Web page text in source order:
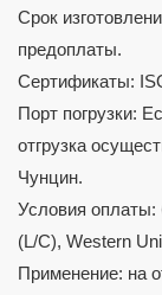
Срок
предоплаты.
Сертификаты:
Порт погрузки:
отгрузка
Чунцин.
Условия оплаты:
(L/C), Western
Применение: на